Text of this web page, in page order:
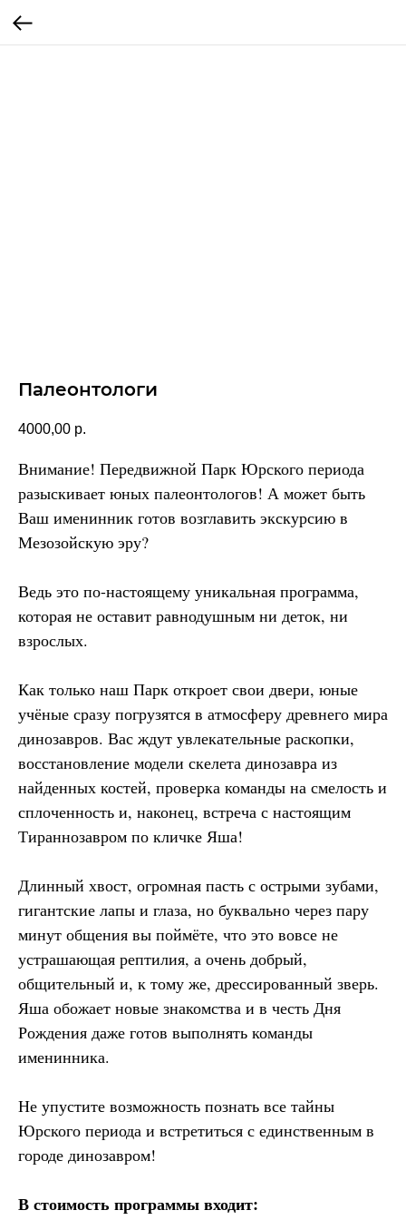
Палеонтологи
4000,00 р.
Внимание! Передвижной Парк Юрского периода
разыскивает юных палеонтологов! А может быть
Ваш именинник готов возглавить экскурсию в
Мезозойскую эру?
Ведь это по-настоящему уникальная программа,
которая не оставит равнодушным ни деток, ни
взрослых.
Как только наш Парк откроет свои двери, юные
учёные сразу погрузятся в атмосферу древнего мира
динозавров. Вас ждут увлекательные раскопки,
восстановление модели скелета динозавра из
найденных костей, проверка команды на смелость и
сплоченность и, наконец, встреча с настоящим
Тираннозавром по кличке Яша!
Длинный хвост, огромная пасть с острыми зубами,
гигантские лапы и глаза, но буквально через пару
минут общения вы поймёте, что это вовсе не
устрашающая рептилия, а очень добрый,
общительный и, к тому же, дрессированный зверь.
Яша обожает новые знакомства и в честь Дня
Рождения даже готов выполнять команды
именинника.
Не упустите возможность познать все тайны
Юрского периода и встретиться с единственным в
городе динозавром!
В стоимость программы входит: